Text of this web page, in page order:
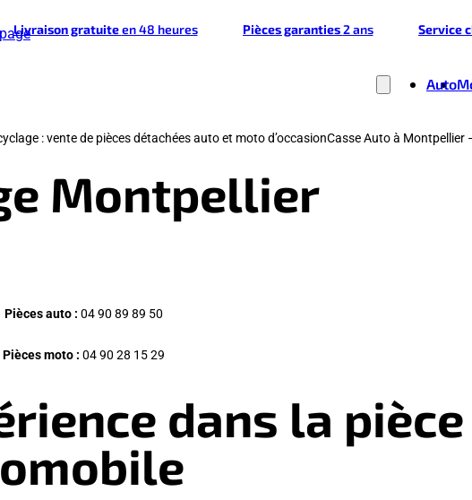
Livraison gratuiteen 48 heures Pièces garanties2 ans Service
Auto
: vente de pièces détachées auto et moto d’occasionCasse Auto à Montpellier
Montpellier
Pièces auto : 04 90 89 89 50
Pièces moto : 04 90 28 15 29
dans la pièce